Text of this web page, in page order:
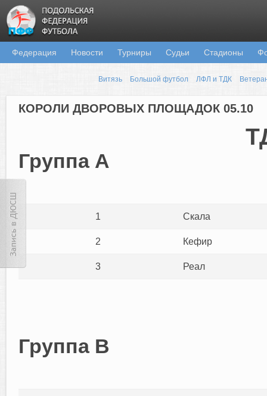
Федерация Новости Турниры Судьи Стадионы
Витязь Большой футбол ЛФЛ и ТДК
КОРОЛИ ДВОРОВЫХ ПЛОЩАДОК 05.10
Группа А
1 Скала
2 Кефир
3 Реал
Группа B